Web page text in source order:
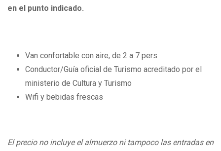
en el punto indicado.
Van confortable con aire, de 2 a 7 pers
Conductor/Guía oficial de Turismo acreditado por el
ministerio de Cultura y Turismo
Wifi y bebidas frescas
El precio no incluye el almuerzo ni tampoco las entradas en